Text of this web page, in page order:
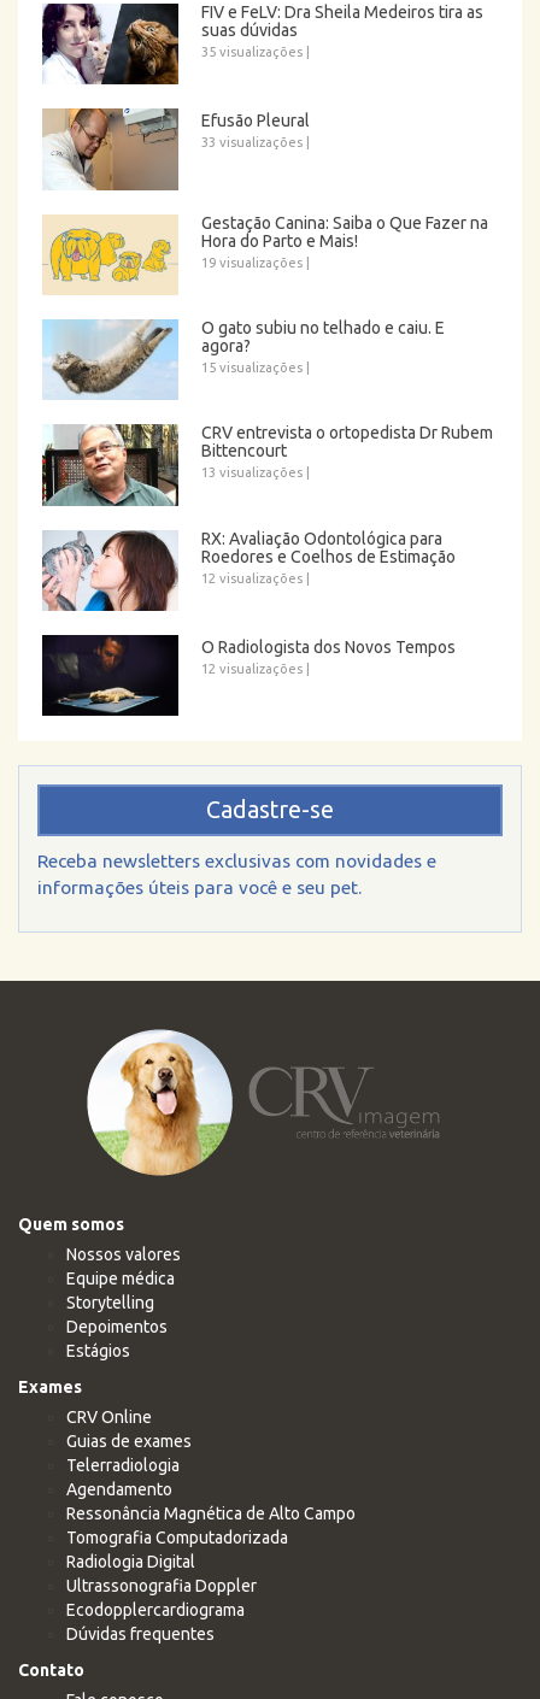
FIV e FeLV: Dra Sheila Medeiros tira as
suas dúvidas
35 visualizações
Efusão Pleural
33 visualizações
Gestação Canina: Saiba o Que Fazer na
Hora do Parto e Mais!
19 visualizações
O gato subiu no telhado e caiu. E
agora?
15 visualizações
CRV entrevista o ortopedista Dr Rubem
Bittencourt
13 visualizações
RX: Avaliação Odontológica para
Roedores e Coelhos de Estimação
12 visualizações
O Radiologista dos Novos Tempos
12 visualizações
Cadastre-se
Receba newsletters exclusivas com novidades e
informações úteis para você e seu pet.
Quem somos
Nossos valores
Equipe médica
Storytelling
Depoimentos
Estágios
Exames
CRV Online
Guias de exames
Telerradiologia
Agendamento
Ressonância Magnética de Alto Campo
Tomografia Computadorizada
Radiologia Digital
Ultrassonografia Doppler
Ecodopplercardiograma
Dúvidas frequentes
Contato